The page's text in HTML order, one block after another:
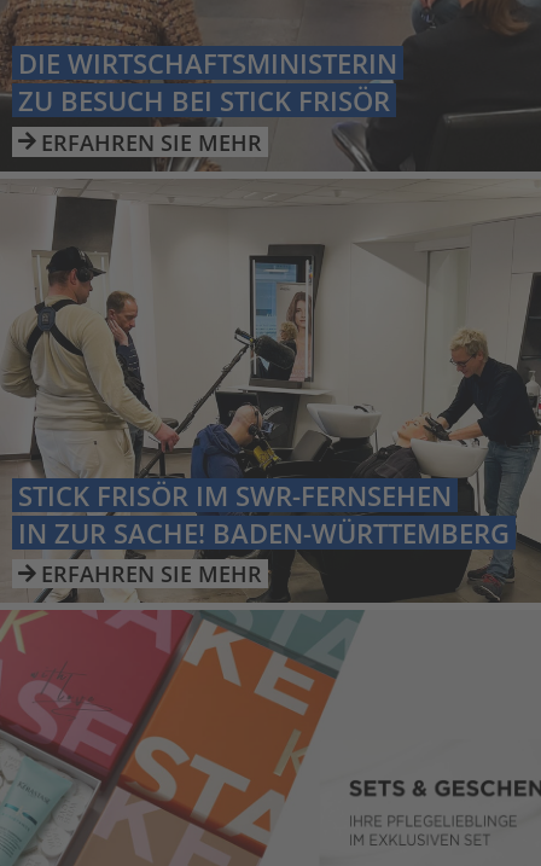
DIE WIRTSCHAFTSMINISTERIN
ZU BESUCH BEI STICK FRISÖR
 ERFAHREN SIE MEHR
STICK FRISÖR IM SWR-FERNSEHEN
IN ZUR SACHE! BADEN-WÜRTTEMBERG
 ERFAHREN SIE MEHR